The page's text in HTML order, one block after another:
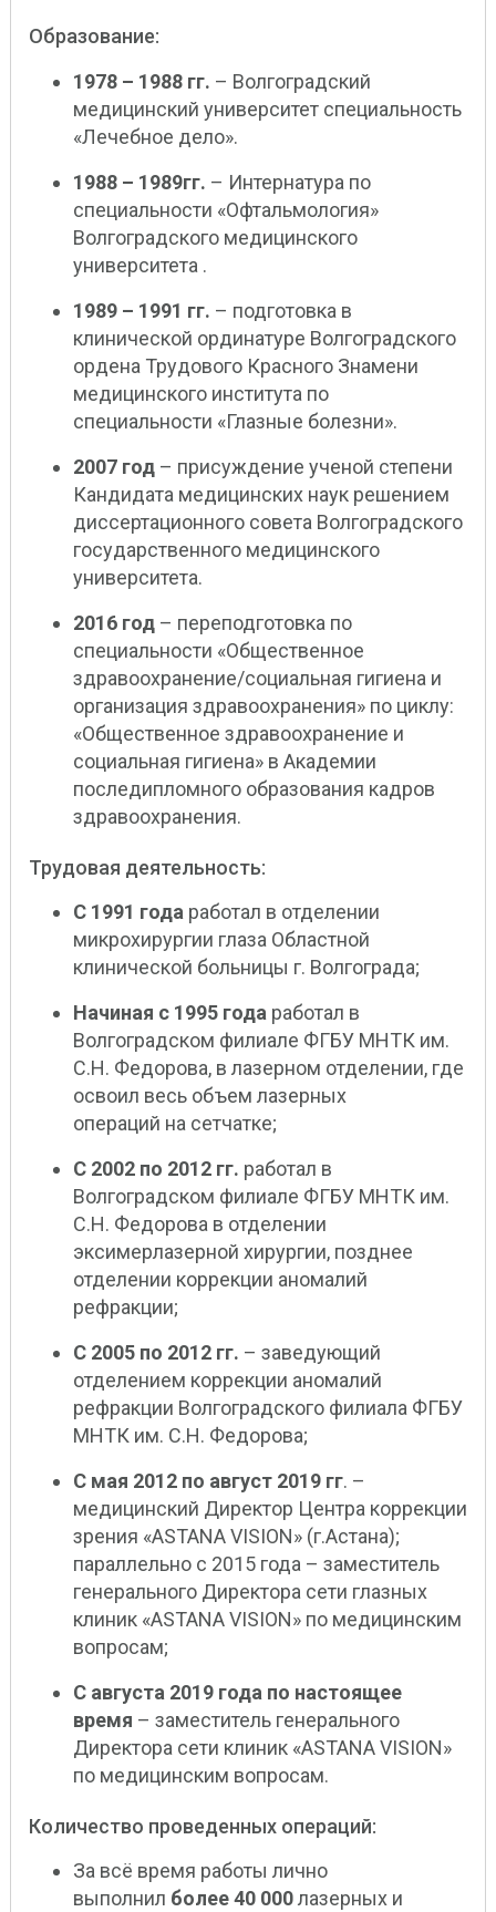
Образование:
1978 – 1988 гг. – Волгоградский
медицинский университет специальность
«Лечебное дело».
1988 – 1989гг. – Интернатура по
специальности «Офтальмология»
Волгоградского медицинского
университета .
1989 – 1991 гг. – подготовка в
клинической ординатуре Волгоградского
ордена Трудового Красного Знамени
медицинского института по
специальности «Глазные болезни».
2007 год– присуждение ученой степени
Кандидата медицинских наук решением
диссертационного совета Волгоградского
государственного медицинского
университета.
2016 год– переподготовка по
специальности «Общественное
здравоохранение/социальная гигиена и
организация здравоохранения» по циклу:
«Общественное здравоохранение и
социальная гигиена» в Академии
последипломного образования кадров
здравоохранения.
Трудовая деятельность:
С 1991 года работал в отделении
микрохирургии глаза Областной
клинической больницы г. Волгограда;
Начиная с 1995 года работал в
Волгоградском филиале ФГБУ МНТК им.
С.Н. Федорова, в лазерном отделении, где
освоил весь объем лазерных
операций на сетчатке;
С 2002 по 2012 гг. работал в
Волгоградском филиале ФГБУ МНТК им.
С.Н. Федорова в отделении
эксимерлазерной хирургии, позднее
отделении коррекции аномалий
рефракции;
С 2005 по 2012 гг. – заведующий
отделением коррекции аномалий
рефракции Волгоградского филиала ФГБУ
МНТК им. С.Н. Федорова;
С мая 2012 по август 2019 гг. –
медицинский Директор Центра коррекции
зрения «ASTANA VISION» (г.Астана);
параллельно с 2015 года – заместитель
генерального Директора сети глазных
клиник «ASTANA VISION» по медицинским
вопросам;
С августа 2019 года по настоящее
время – заместитель генерального
Директора сети клиник «ASTANA VISION»
по медицинским вопросам.
Количество проведенных операций:
За всё время работы лично
выполнил более 40 000лазерных и